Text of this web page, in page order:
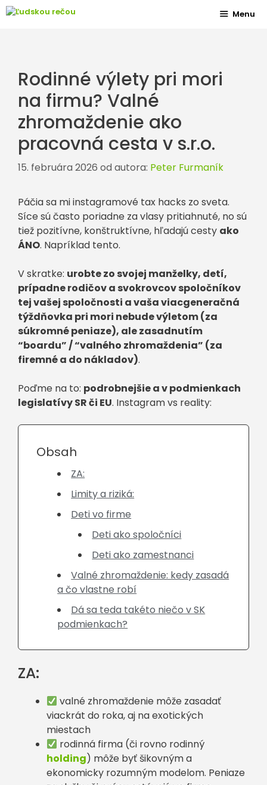
Preskočiť
Menu
Rodinné výlety pri mori
na firmu? Valné
zhromaždenie ako
pracovná cesta v s.r.o.
15. februára 2026 od autora: Peter Furmaník
Páčia sa mi instagramové tax hacks zo sveta.
Síce sú často poriadne za vlasy pritiahnuté, no sú
tiež pozitívne, konštruktívne, hľadajú cesty ako
ÁNO. Napríklad tento.
V skratke: urobte zo svojej manželky, detí,
prípadne rodičov a svokrovcov spoločníkov
tej vašej spoločnosti a vaša viacgeneračná
týždňovka pri mori nebude výletom (za
súkromné peniaze), ale zasadnutím
“boardu” / “valného zhromaždenia” (za
firemné a do nákladov).
Poďme na to: podrobnejšie a v podmienkach
legislatívy SR či EU. Instagram vs reality:
Obsah
ZA:
Limity a riziká:
Deti vo firme
Deti ako spoločníci
Deti ako zamestnanci
Valné zhromaždenie: kedy zasadá
a čo vlastne robí
Dá sa teda takéto niečo v SK
podmienkach?
ZA:
valné zhromaždenie môže zasadať
viackrát do roka, aj na exotických
miestach
rodinná firma (či rovno rodinný
holding) môže byť šikovným a
ekonomicky rozumným modelom. Peniaze